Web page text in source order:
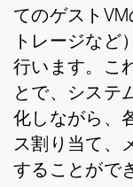
てのゲスト
トレージなど
行います。こ
とで、システ
化しながら、
ス割り当て、
することがで